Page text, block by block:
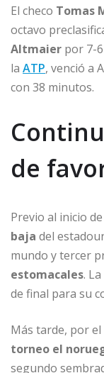
El checo Tomas
octavo
Altmaier por 7-
la ATP, venció a
con 38 minutos.
de
Previo al inicio
baja del
mundo y tercer
estomacales.
de final para su
Más tarde, por
torneo el
segundo